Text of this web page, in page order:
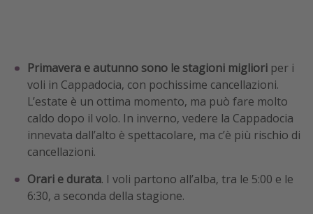
Primavera e autunno sono le stagioni migliori per i
voli in Cappadocia, con pochissime cancellazioni.
L’estate è un ottima momento, ma può fare molto
caldo dopo il volo. In inverno, vedere la Cappadocia
innevata dall’alto è spettacolare, ma c’è più rischio di
cancellazioni.
Orari e durata. I voli partono all’alba, tra le 5:00 e le
6:30, a seconda della stagione.